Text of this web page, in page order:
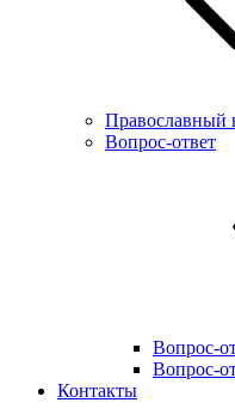
Православный
Вопрос-ответ
Вопрос-
Вопрос-
Контакты